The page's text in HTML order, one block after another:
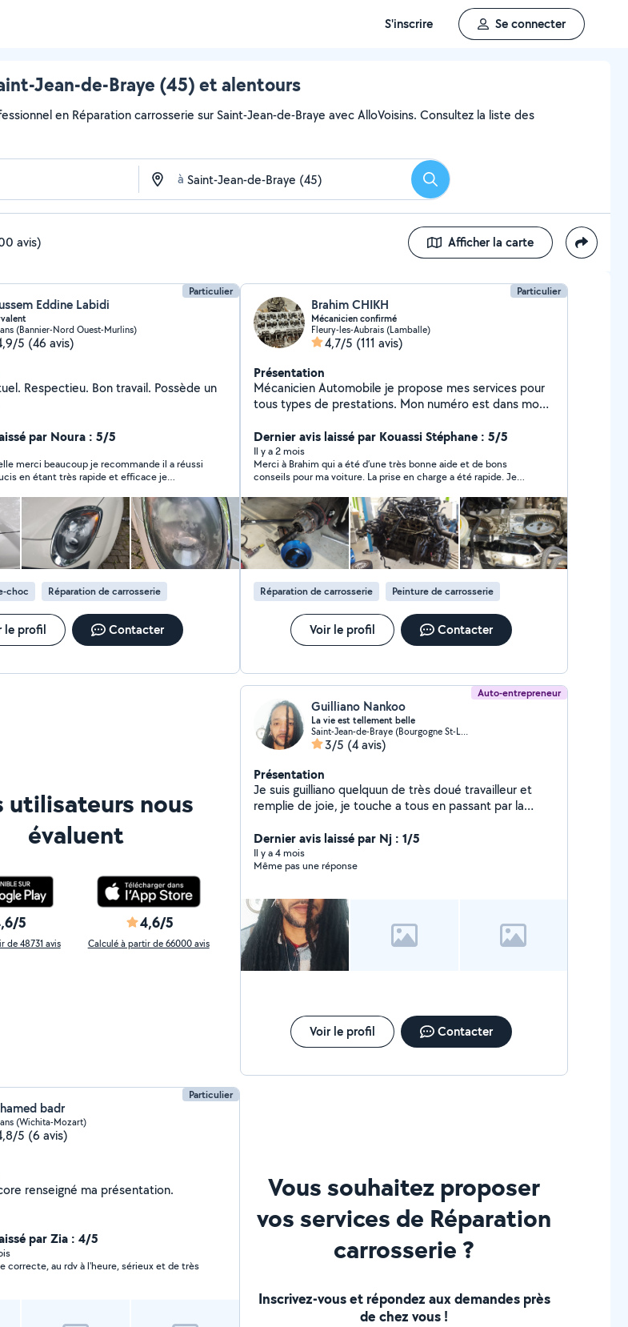
S'inscrire Se connecter
Jean-de-Braye (45) et alentours
en Réparation carrosserie sur Saint-Jean-de-Braye avec AlloVoisins. Consultez la liste des
à Rechercher
avis) Afficher la carte
Particulier
Eddine Labidi
(Bannier-Nord Ouest-Murlins)
5 (46 avis)
Respectieu. Bon travail. Possède un
par Noura : 5/5
merci beaucoup je recommande il a réussi
en étant très rapide et efficace je
choc Réparation de carrosserie
le profil Contacter
Particulier
Brahim CHIKH
Mécanicien confirmé
Fleury-les-Aubrais (Lamballe)
4,7/5 (111 avis)
Présentation
Mécanicien Automobile je propose mes services pour
tous types de prestations. Mon numéro est dans mon
courtois travail sérieux et propre. En pause
Dernier avis laissé par Kouassi Stéphane : 5/5
Il y a 2 mois
Merci à Brahim qui a été d’une très bonne aide et de bons
conseils pour ma voiture. La prise en charge a été rapide. Je
Réparation de carrosserie Peinture de carrosserie
Voir le profil Contacter
utilisateurs nous
évaluent
5
de 48731 avis
4,6/5
Calculé à partir de 66000 avis
Auto-entrepreneur
Guilliano Nankoo
La vie est tellement belle
Saint-Jean-de-Braye (Bourgogne St-Loup-Armenault Châtaigniers)
3/5 (4 avis)
Présentation
Je suis guilliano quelquun de très doué travailleur et
remplie de joie, je touche a tous en passant par la
repassage,occupé des enfant
Dernier avis laissé par Nj : 1/5
Il y a 4 mois
Même pas une réponse
Voir le profil Contacter
Particulier
badr
(Wichita-Mozart)
5 (6 avis)
Je n'ai pas encore renseigné ma présentation.
par Zia : 4/5
correcte, au rdv à l'heure, sérieux et de très
Vous souhaitez proposer
vos services de Réparation
carrosserie ?
Inscrivez-vous et répondez aux demandes près
de chez vous !